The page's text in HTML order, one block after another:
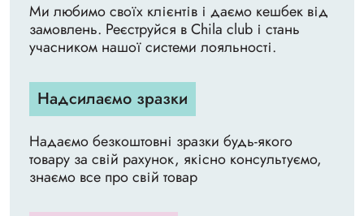
Ми любимо своїх клієнтів і даємо кешбек від
замовлень. Реєструйся в Chila club і стань
учасником нашої системи лояльності.
Надсилаємо зразки
Надаємо безкоштовні зразки будь-якого
товару за свій рахунок, якісно консультуємо,
знаємо все про свій товар